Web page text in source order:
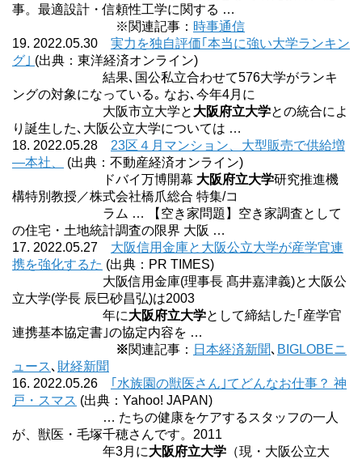
事。最適設計・信頼性工学に関する …
※関連記事： 時事通信
19. 2022.05.30 実力を独自評価｢本当に強い大学ランキン
グ｣ (出典：東洋経済オンライン)
結果､国公私立合わせて576大学がランキ
ングの対象になっている｡ なお､今年4月に
大阪市立大学と 大阪府立大学との統合によ
り誕生した､大阪公立大学については …
18. 2022.05.28 23区４月マンション、大型販売で供給増
―本社、
(出典：不動産経済オンライン)
ドバイ万博開幕 大阪府立大学研究推進機
構特別教授／株式会社橋爪総合 特集/コ
ラム … 【空き家問題】空き家調査として
の住宅・土地統計調査の限界 大阪 …
17. 2022.05.27 大阪信用金庫と大阪公立大学が産学官連
携を強化するた (出典：PR TIMES)
大阪信用金庫(理事長 髙井嘉津義)と大阪公
立大学(学長 辰巳砂昌弘)は2003
年に大阪府立大学として締結した｢産学官
連携基本協定書｣の協定内容を …
※関連記事： 日本経済新聞､ BIGLOBEニ
ュース､ 財経新聞
16. 2022.05.26
｢水族園の獣医さん｣てどんなお仕事？ 神
戸・スマス (出典：Yahoo! JAPAN)
… たちの健康をケアするスタッフの一人
が、獣医・毛塚千穂さんです。2011
年3月に大阪府立大学 （現・大阪公立大